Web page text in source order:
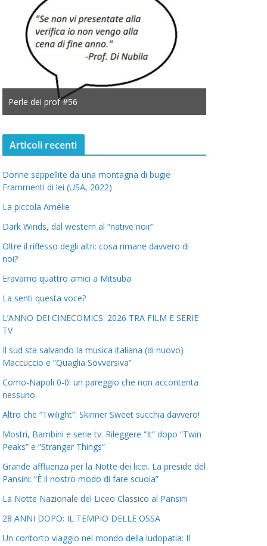
Perle dei prof #56
Articoli recenti
Donne seppellite da una montagna di bugie
Frammenti di lei (USA, 2022)
La piccola Amélie
Dark Winds, dal western al “native noir”
Oltre il riflesso degli altri: cosa rimane davvero di
noi?
Eravamo quattro amici a Mitsuba
La senti questa voce?
L’ANNO DEI CINECOMICS: 2026 TRA FILM E SERIE
TV
Il sud sta salvando la musica italiana (di nuovo)
Maccuccio e “Quaglia Sovversiva”
Como-Napoli 0-0: un pareggio che non accontenta
nessuno.
Altro che “Twilight”: Skinner Sweet succhia davvero!
Mostri, Bambini e serie tv. Rileggere “It” dopo “Twin
Peaks” e “Stranger Things”
Grande affluenza per la Notte dei licei. La preside del
Pansini: “È il nostro modo di fare scuola”
La Notte Nazionale del Liceo Classico al Pansini
28 ANNI DOPO: IL TEMPIO DELLE OSSA
Un contorto viaggio nel mondo della ludopatia: Il